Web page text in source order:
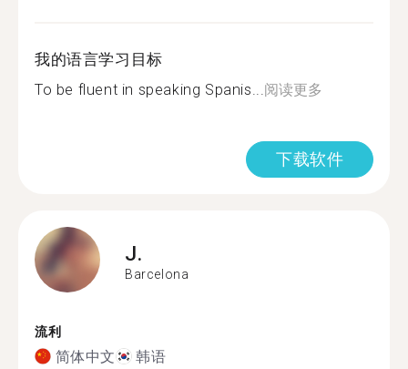
我的语言学习目标
To be fluent in speaking Spanis...阅读更多
下载软件
J.
Barcelona
流利
简体中文 韩语